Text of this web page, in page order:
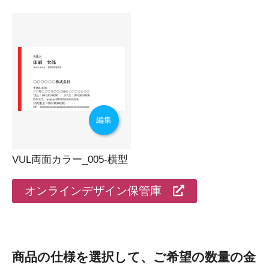
編集
VUL両面カラー_005-横型
オンラインデザイン保管庫
商品の仕様を選択して、ご希望の数量の金